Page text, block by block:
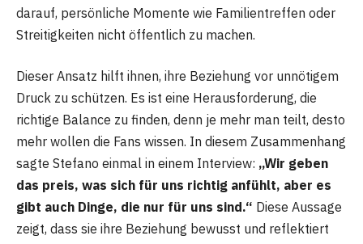
darauf, persönliche Momente wie Familientreffen oder
Streitigkeiten nicht öffentlich zu machen.
Dieser Ansatz hilft ihnen, ihre Beziehung vor unnötigem
Druck zu schützen. Es ist eine Herausforderung, die
richtige Balance zu finden, denn je mehr man teilt, desto
mehr wollen die Fans wissen. In diesem Zusammenhang
sagte Stefano einmal in einem Interview: „Wir geben
das preis, was sich für uns richtig anfühlt, aber es
gibt auch Dinge, die nur für uns sind.“ Diese Aussage
zeigt, dass sie ihre Beziehung bewusst und reflektiert